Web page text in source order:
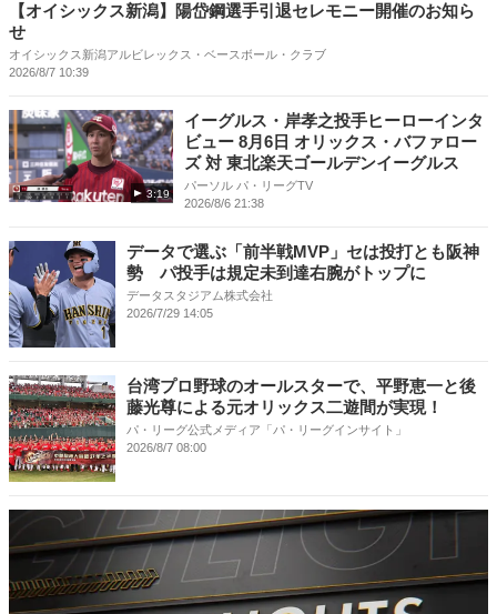
【オイシックス新潟】陽岱鋼選手引退セレモニー開催のお知ら
せ
オイシックス新潟アルビレックス・ベースボール・クラブ
2026/8/7 10:39
3:19
イーグルス・岸孝之投手ヒーローインタ
ビュー 8月6日 オリックス・バファロー
ズ 対 東北楽天ゴールデンイーグルス
パーソル パ・リーグTV
2026/8/6 21:38
データで選ぶ「前半戦MVP」セは投打とも阪神
勢 パ投手は規定未到達右腕がトップに
データスタジアム株式会社
2026/7/29 14:05
台湾プロ野球のオールスターで、平野恵一と後
藤光尊による元オリックス二遊間が実現！
パ・リーグ公式メディア「パ・リーグインサイト」
2026/8/7 08:00